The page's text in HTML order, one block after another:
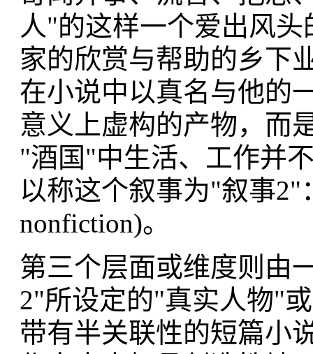
人"的这样一个爱出风
家的欣赏与帮助的乡下
在小说中以真名与他的
意义上虚构的产物，而
"酒国"中生活、工作并
以称这个叙事为"叙事2"
nonfiction)。
第三个层面或维度则由
2"所设定的"真实人物"
带有半关联性的短篇小